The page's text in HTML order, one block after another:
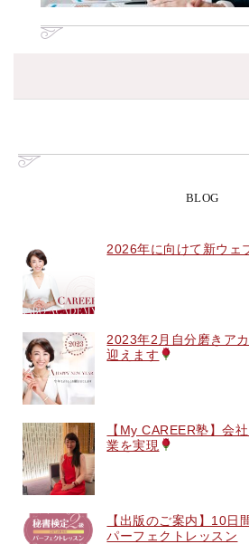
BLOG
2026年に向けて新ウェ
2023年2月自分磨きア
迎えます
【My CAREER塾】会
業を実現
【出版のご案内】10日
パーフェクトレッスン